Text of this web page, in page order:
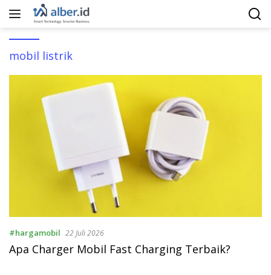
Langsung
mobil listrik
#hargamobil 22 Juli 2026
Apa Charger Mobil Fast Charging Terbaik?